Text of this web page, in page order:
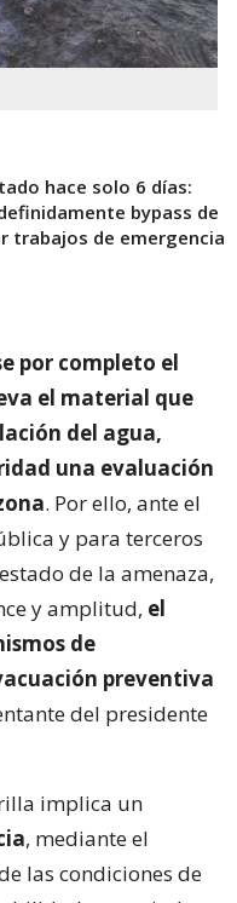
hace solo 6 días:
bypass de
trabajos de emergencia
por completo el
el material que
del agua,
una evaluación
. Por ello, ante el
y para terceros
de la amenaza,
y amplitud, el
de
preventiva
del presidente
implica un
, mediante el
las condiciones de